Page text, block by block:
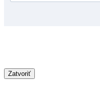
Zatvoriť